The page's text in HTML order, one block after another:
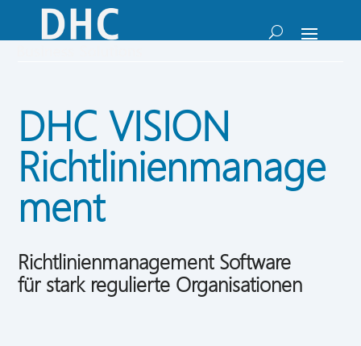
DHC VISION
Richtlinienmanage
ment
Richtlinienmanagement Software
für stark regulierte Organisationen